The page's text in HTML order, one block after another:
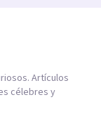
Artículos
célebres y